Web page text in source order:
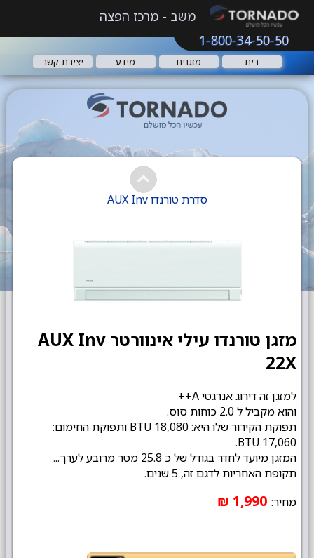
משב - מרכז הפצה
1-800-34-50-50
בית מזגנים מידע יצירת קשר
סדרת טורנדו AUX Inv
מזגן טורנדו עילי אינוורטר AUX Inv
22X
למזגן זה דירוג אנרגטי A++
והוא מקביל ל 2.0 כוחות סוס.
תפוקת הקירור שלו היא: 18,080 BTU ותפוקת החימום:
17,060 BTU.
המזגן מיועד לחדר בגודל של כ 25.8 מטר מרובע לערך...
תקופת האחריות לדגם זה, 5 שנים.
מחיר: 1,990 ₪